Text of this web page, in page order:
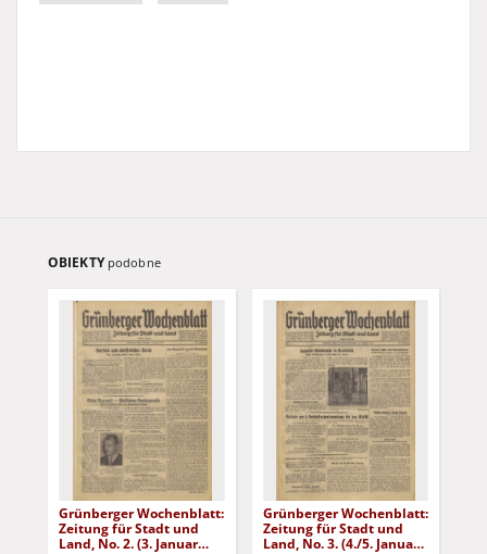
OBIEKTY podobne
Grünberger Wochenblatt:
Zeitung für Stadt und
Land, No. 2. (3. Januar
Grünberger Wochenblatt:
Zeitung für Stadt und
Land, No. 3. (4./5. Januar